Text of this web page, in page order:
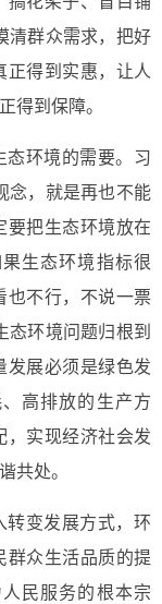
清群众需求，把好
正得到实惠，让人
得到保障。
态环境的需要。习
念，就是再也不能
要把生态环境放在
生态环境指标很
也不行，不说一票
态环境问题归根到
发展必须是绿色发
高排放的生产方
，实现经济社会发
共处。
转变发展方式，环
群众生活品质的提
民服务的根本宗